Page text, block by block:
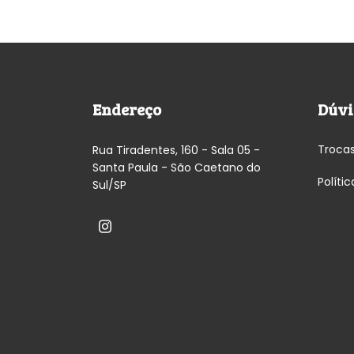
Endereço
Rua Tiradentes, 160 - Sala 05 -
Santa Paula - São Caetano do
Sul/SP